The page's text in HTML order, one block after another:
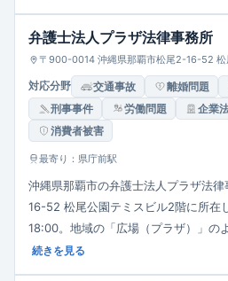
などの国際法務にも強く、「安心して
の利益を全面に考える」「円満解決
います。
弁護士法人プラザ法律事務所
〒900-0014 沖縄県那覇市松尾2-16-52 松
対応分野 交通事故 離婚問題
刑事事件
労働問題 企業
消費者被害
最寄り：県庁前駅
沖縄県那覇市の弁護士法人プラザ法
16-52 松尾公園テミスビル2階に所在
18:00。地域の「広場（プラザ）」の
きる開かれた法律事務所を目指してい
続きを見る